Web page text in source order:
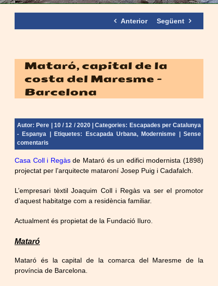
Anterior Següent
Mataró, capital de la
costa del Maresme –
Barcelona
Autor: Pere | 10 / 12 / 2020 | Categories: Escapades per Catalunya
- Espanya | Etiquetes: Escapada Urbana, Modernisme
Sense
comentaris
Casa Coll i Regàsde Mataró és un edifici modernista (1898)
projectat per l’arquitecte mataroní Josep Puig i Cadafalch.
L’empresari tèxtil Joaquim Coll i Regàs va ser el promotor
d’aquest habitatge com a residència familiar.
Actualment és propietat de la Fundació Iluro.
Mataró
Mataró és la capital de la comarca del Maresme de la
província de Barcelona.